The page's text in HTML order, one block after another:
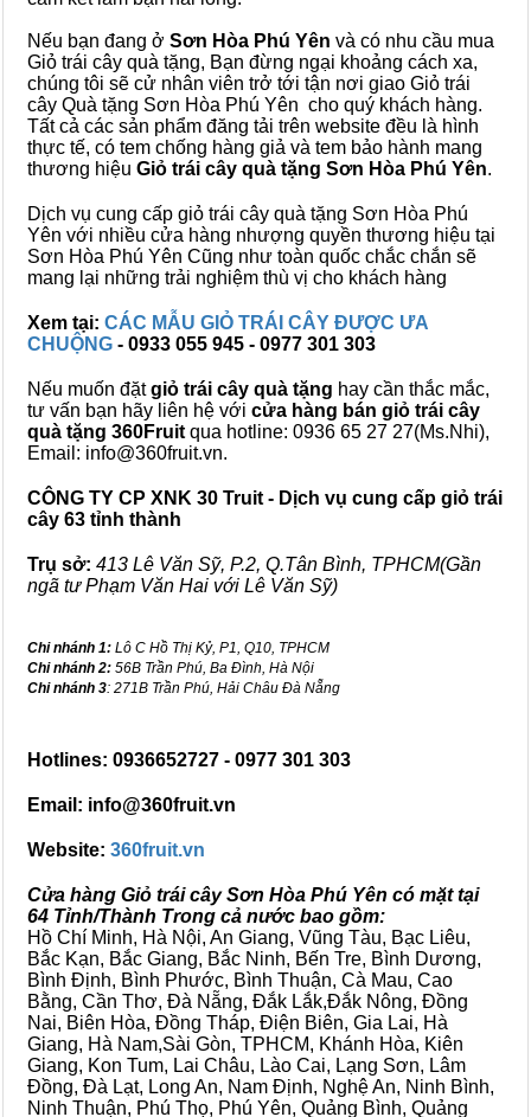
Nếu bạn đang ở Sơn Hòa Phú Yên và có nhu cầu mua
Giỏ trái cây quà tặng, Bạn đừng ngại khoảng cách xa,
chúng tôi sẽ cử nhân viên trở tới tận nơi giao Giỏ trái
cây Quà tặng Sơn Hòa Phú Yên cho quý khách hàng.
Tất cả các sản phẩm đăng tải trên website đều là hình
thực tế, có tem chống hàng giả và tem bảo hành mang
thương hiệu Giỏ trái cây quà tặng Sơn Hòa Phú Yên.
Dịch vụ cung cấp giỏ trái cây quà tặng Sơn Hòa Phú
Yên với nhiều cửa hàng nhượng quyền thương hiệu tại
Sơn Hòa Phú Yên Cũng như toàn quốc chắc chắn sẽ
mang lại những trải nghiệm thù vị cho khách hàng
Xem tại: CÁC MẪU GIỎ TRÁI CÂY ĐƯỢC ƯA
CHUỘNG - 0933 055 945 - 0977 301 303
Nếu muốn đặtgiỏ trái cây quà tặng hay cần thắc mắc,
tư vấn bạn hãy liên hệ với cửa hàng bán giỏ trái cây
quà tặng 360Fruit qua hotline: 0936 65 27 27(Ms.Nhi),
Email: info@360fruit.vn.
CÔNG TY CP XNK 30 Truit - Dịch vụ cung cấp giỏ trái
cây 63 tỉnh thành
Trụ sở: 413 Lê Văn Sỹ, P.2, Q.Tân Bình, TPHCM(Gần
ngã tư Phạm Văn Hai với Lê Văn Sỹ)
Chi nhánh 1: Lô C Hồ Thị Kỷ, P1, Q10, TPHCM
Chi nhánh 2: 56B Trần Phú, Ba Đình, Hà Nội
Chi nhánh 3: 271B Trần Phú, Hải Châu Đà Nẵng
Hotlines: 0936652727 - 0977 301 303
Email: info@360fruit.vn
Website: 360fruit.vn
Cửa hàng Giỏ trái cây Sơn Hòa Phú Yên có mặt tại
64 Tỉnh/Thành Trong cả nước bao gồm:
Hồ Chí Minh, Hà Nội, An Giang, Vũng Tàu, Bạc Liêu,
Bắc Kạn, Bắc Giang, Bắc Ninh, Bến Tre, Bình Dương,
Bình Định, Bình Phước, Bình Thuận, Cà Mau, Cao
Bằng, Cần Thơ, Đà Nẵng, Đắk Lắk,Đắk Nông, Đồng
Nai, Biên Hòa, Đồng Tháp, Điện Biên, Gia Lai, Hà
Giang, Hà Nam,Sài Gòn, TPHCM, Khánh Hòa, Kiên
Giang, Kon Tum, Lai Châu, Lào Cai, Lạng Sơn, Lâm
Đồng, Đà Lạt, Long An, Nam Định, Nghệ An, Ninh Bình,
Ninh Thuận, Phú Thọ, Phú Yên, Quảng Bình, Quảng